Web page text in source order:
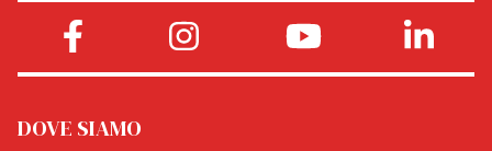
DOVE SIAMO